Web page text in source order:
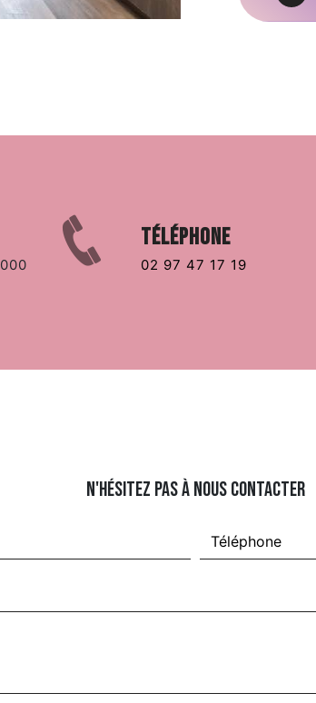
Téléphone
02 97 47 17 19
N'hésitez pas à nous contacter